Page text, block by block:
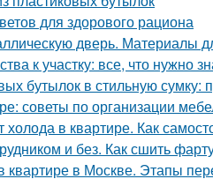
для здорового рациона
дверь. Материалы
к участку: все, что нужно
бутылок в стильную
советы по организации
холода в квартире. Как
и без. Как сшить
квартире в Москве. Этапы